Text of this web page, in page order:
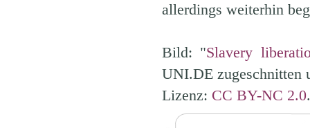
allerdings weiterhin
Bild: "Slavery
UNI.DE zugeschnitten
Lizenz: CC BY-NC 2.0.